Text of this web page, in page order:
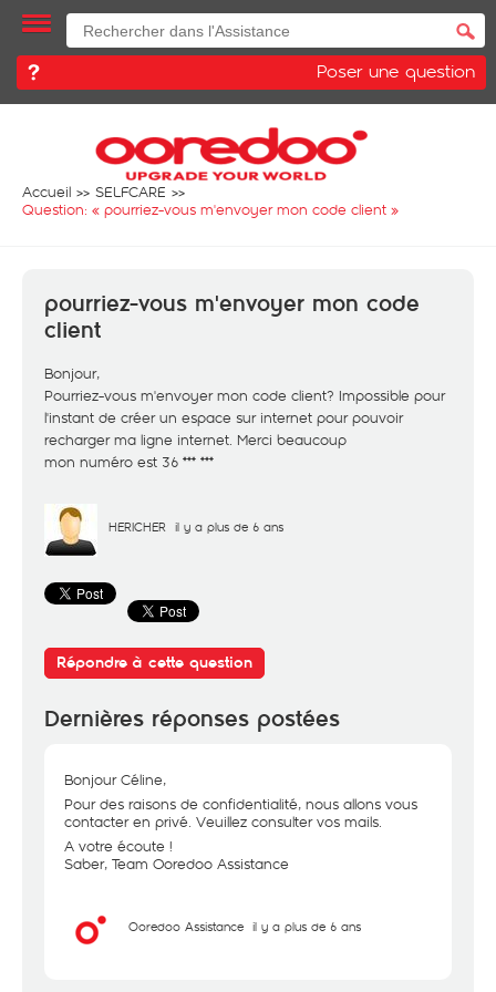
Poser une question
Accueil
SELFCARE
Question: « pourriez-vous m'envoyer mon code client »
pourriez-vous m'envoyer mon code
client
Bonjour,
Pourriez-vous m'envoyer mon code client? Impossible pour
l'instant de créer un espace sur internet pour pouvoir
recharger ma ligne internet. Merci beaucoup
mon numéro est 36 *** ***
HERICHER il y a plus de 6 ans
Répondre à cette question
Dernières réponses postées
Bonjour Céline,
Pour des raisons de confidentialité, nous allons vous
contacter en privé. Veuillez consulter vos mails.
A votre écoute !
Saber, Team Ooredoo Assistance
Ooredoo Assistance il y a plus de 6 ans